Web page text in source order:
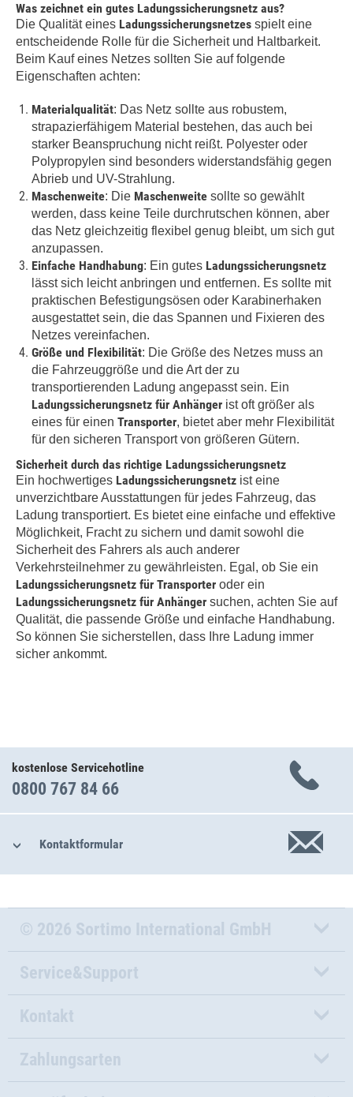
Was zeichnet ein gutes Ladungssicherungsnetz aus?
Die Qualität eines Ladungssicherungsnetzes spielt eine
entscheidende Rolle für die Sicherheit und Haltbarkeit.
Beim Kauf eines Netzes sollten Sie auf folgende
Eigenschaften achten:
Materialqualität: Das Netz sollte aus robustem,
strapazierfähigem Material bestehen, das auch bei
starker Beanspruchung nicht reißt. Polyester oder
Polypropylen sind besonders widerstandsfähig gegen
Abrieb und UV-Strahlung.
Maschenweite: Die Maschenweite sollte so gewählt
werden, dass keine Teile durchrutschen können, aber
das Netz gleichzeitig flexibel genug bleibt, um sich gut
anzupassen.
Einfache Handhabung: Ein gutes Ladungssicherungsnetz
lässt sich leicht anbringen und entfernen. Es sollte mit
praktischen Befestigungsösen oder Karabinerhaken
ausgestattet sein, die das Spannen und Fixieren des
Netzes vereinfachen.
Größe und Flexibilität: Die Größe des Netzes muss an
die Fahrzeuggröße und die Art der zu
transportierenden Ladung angepasst sein. Ein
Ladungssicherungsnetz für Anhänger ist oft größer als
eines für einen Transporter, bietet aber mehr Flexibilität
für den sicheren Transport von größeren Gütern.
Sicherheit durch das richtige Ladungssicherungsnetz
Ein hochwertiges Ladungssicherungsnetz ist eine
unverzichtbare Ausstattungen für jedes Fahrzeug, das
Ladung transportiert. Es bietet eine einfache und effektive
Möglichkeit, Fracht zu sichern und damit sowohl die
Sicherheit des Fahrers als auch anderer
Verkehrsteilnehmer zu gewährleisten. Egal, ob Sie ein
Ladungssicherungsnetz für Transporter oder ein
Ladungssicherungsnetz für Anhänger suchen, achten Sie auf
Qualität, die passende Größe und einfache Handhabung.
So können Sie sicherstellen, dass Ihre Ladung immer
sicher ankommt.
kostenlose Servicehotline
0800 767 84 66
Kontaktformular
© 2026 Sortimo International GmbH
Service&Support
Kontakt
Zahlungsarten